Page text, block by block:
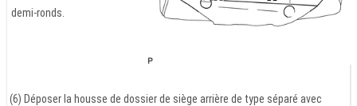
demi-ronds.
(6) Déposer la housse de dossier de siège arrière de type séparé avec